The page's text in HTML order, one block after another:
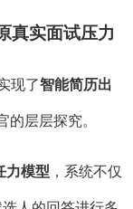
真实面试压力
现了智能简历出
的层层探究。
力模型 ，系统不仅